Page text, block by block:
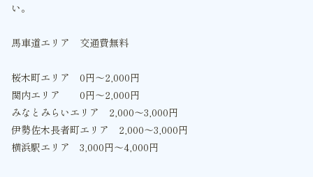
い。
馬車道エリア 交通費無料
桜木町エリア 0円〜2,000円
関内エリア 0円〜2,000円
みなとみらいエリア 2,000〜3,000円
伊勢佐木長者町エリア 2,000〜3,000円
横浜駅エリア 3,000円〜4,000円